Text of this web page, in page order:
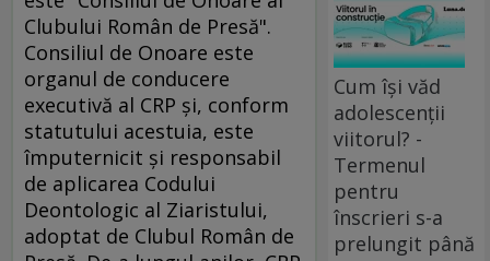
Clubului Român de Presă".
Consiliul de Onoare este
organul de conducere
executivă al CRP şi, conform
statutului acestuia, este
împuternicit şi responsabil
de aplicarea Codului
Deontologic al Ziaristului,
adoptat de Clubul Român de
Cum își văd
adolescenții
viitorul? -
Termenul
pentru
înscrieri s-a
prelungit până